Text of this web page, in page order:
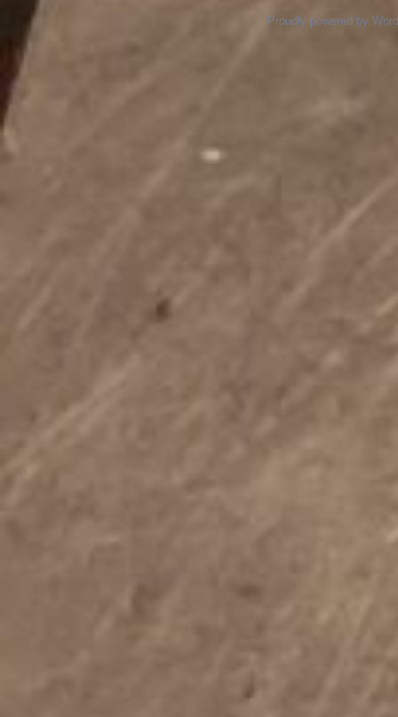
Proudly powered by